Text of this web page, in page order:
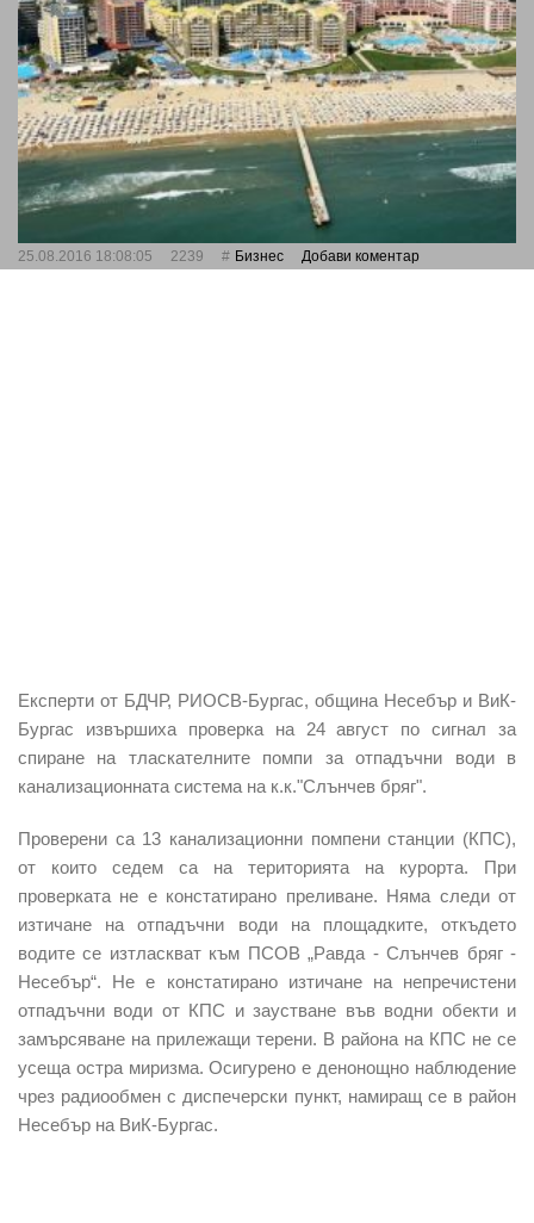
25.08.2016 18:08:05 2239 Бизнес Добави коментар
Експерти от БДЧР, РИОСВ-Бургас, община Несебър и ВиК-
Бургас извършиха проверка на 24 август по сигнал за
спиране на тласкателните помпи за отпадъчни води в
канализационната система на к.к."Слънчев бряг".
Проверени са 13 канализационни помпени станции (КПС),
от които седем са на територията на курорта. При
проверката не е констатирано преливане. Няма следи от
изтичане на отпадъчни води на площадките, откъдето
водите се изтласкват към ПСОВ „Равда -Слънчев бряг-
Несебър“. Не е констатирано изтичане на непречистени
отпадъчни води от КПС и заустване във водни обекти и
замърсяване на прилежащи терени. В района на КПС не се
усеща остра миризма. Осигурено е денонощно наблюдение
чрез радиообмен с диспечерски пункт, намиращ се в район
Несебър на ВиК-Бургас.